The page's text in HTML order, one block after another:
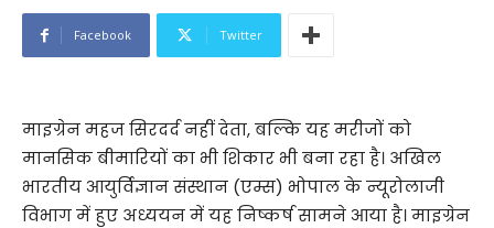
Facebook Twitter
माइग्रेन महज सिरदर्द नहीं देता, बल्कि यह मरीजों को
मानसिक बीमारियों का भी शिकार भी बना रहा है। अखिल
भारतीय आयुर्विज्ञान संस्थान (एम्स) भोपाल के न्यूरोलाजी
विभाग में हुए अध्ययन में यह निष्कर्ष सामने आया है। माइग्रेन